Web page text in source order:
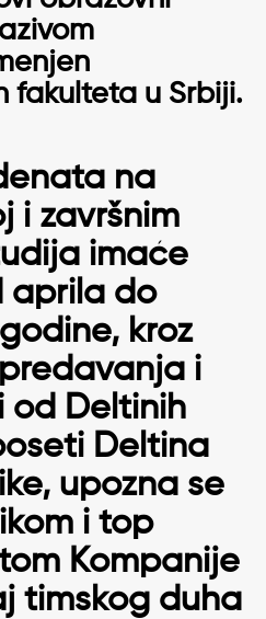
fakulteta u Srbiji.
na
i završnim
imaće
aprila do
kroz
i
od Deltinih
Deltina
upozna se
i top
Kompanije
timskog duha